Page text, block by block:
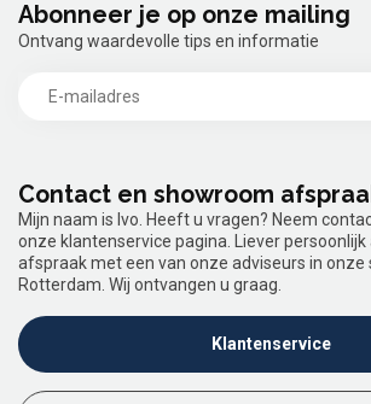
Contact en showroom
Mijn naam is Ivo. Heeft u vragen? Neem
onze klantenservice pagina. Liever persoonlijk
afspraak met een van onze adviseurs in onze
Rotterdam. Wij ontvangen u graag.
Klantenservice
Abonneer je op onze mailing
Ontvang waardevolle tips en informatie